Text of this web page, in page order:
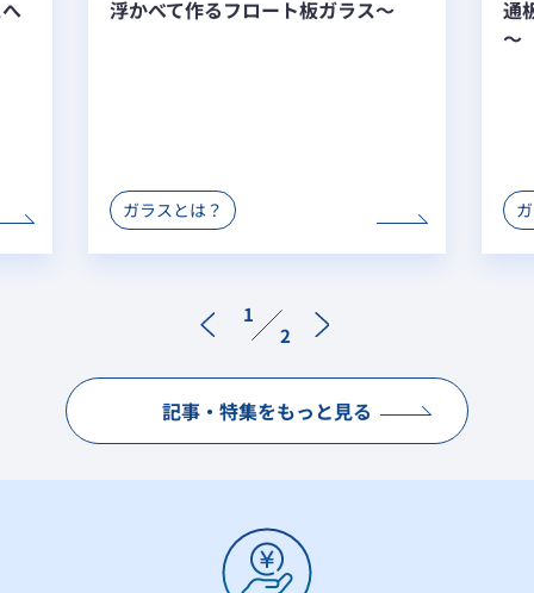
浮かべて作るフロート板ガラス～
ガラスとは？
通
～
1
2
記事・特集をもっと見る